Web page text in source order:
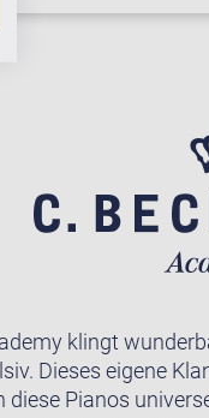
klingt
Dieses eigene
diese Pianos